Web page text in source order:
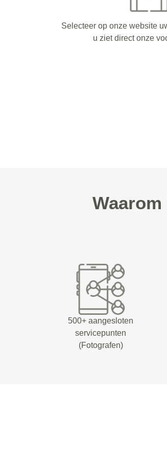
Selecteer op onze website
u ziet direct onze
500+ aangesloten
servicepunten
(Fotografen)